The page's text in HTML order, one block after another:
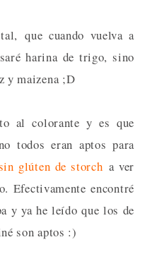
que cuando vuelva a
harina de trigo, sino
y maizena ;D
al colorante y es que
todos eran aptos para
glúten de storch a ver
Efectivamente encontré
y ya he leído que los de
son aptos :)